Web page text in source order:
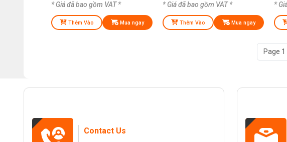
* Giá đã bao gồm VAT *
Thêm Vào Mua ngay
* Giá đã bao gồm VAT *
Thêm Vào Mua ngay
*
Page
Contact Us